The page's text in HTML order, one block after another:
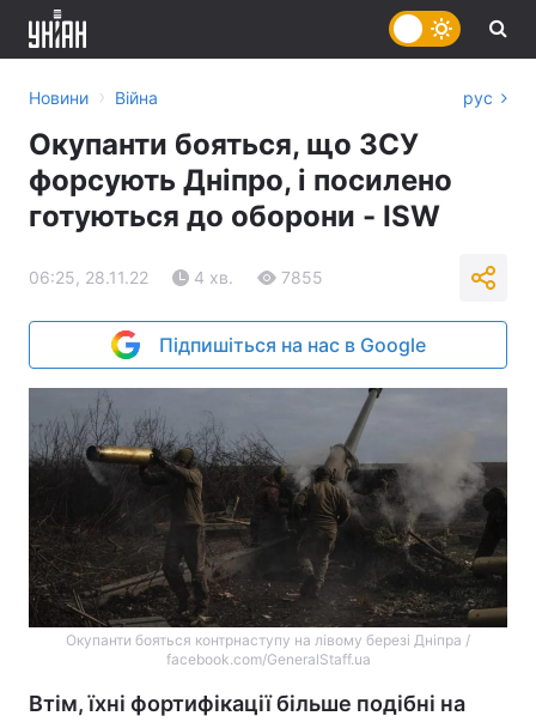
Новини › Війна рус
Окупанти бояться, що ЗСУ
форсують Дніпро, і посилено
готуються до оборони - ISW
06:25, 28.11.22 4 хв. 7855
Підпишіться на нас в Google
Окупанти бояться контрнаступу на лівому березі Дніпра /
facebook.com/GeneralStaff.ua
Втім, їхні фортифікації більше подібні на